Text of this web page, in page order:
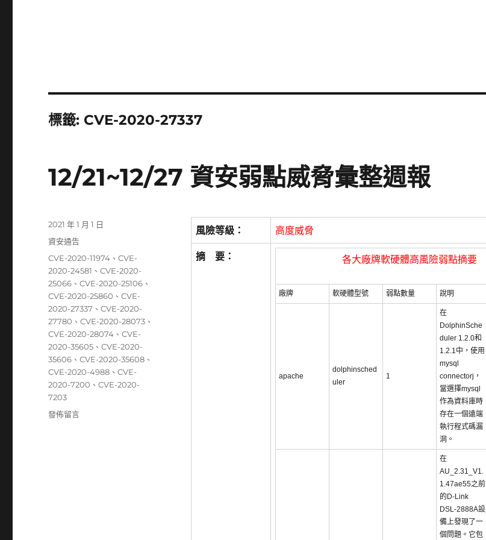
標籤: CVE-2020-27337
12/21~12/27 資安弱點威脅彙整週報
風險等級： 高度威脅
摘 要： 各大廠牌軟硬體高風險弱點摘要
廠牌 軟硬體型號 弱點數量 說明
apache
dolphinsched
uler
1
在
DolphinSche
duler 1.2.0和
1.2.1中，使用
mysql
connectorj，
當選擇mysql
作為資料庫時
存在一個遠端
執行程式碼漏
洞。
在
AU_2.31_V1.
1.47ae55之前
的D-Link
DSL-2888A設
備上發現了一
個問題。它包
發
佈
期:
2021 年 1 月 1 日
分
資安通告
標
籤
CVE-2020-11974 、CVE-
2020-24581 、CVE-2020-
25066 、CVE-2020-25106 、
CVE-2020-25860 、CVE-
2020-27337 、CVE-2020-
27780 、CVE-2020-28073 、
CVE-2020-28074 、CVE-
2020-35605 、CVE-2020-
35606 、CVE-2020-35608 、
CVE-2020-4988 、CVE-
2020-7200 、CVE-2020-
7203
在
發佈留言